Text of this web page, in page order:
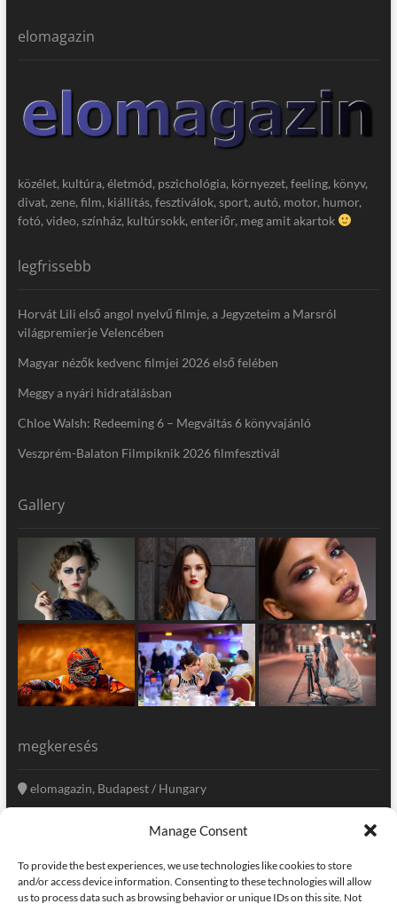
Manage Consent
To provide the best experiences, we use technologies like cookies to store
and/or access device information. Consenting to these technologies will allow
us to process data such as browsing behavior or unique IDs on this site. Not
elomagazin
közélet, kultúra, életmód, pszichológia, környezet, feeling, könyv,
divat, zene, film, kiállítás, fesztiválok, sport, autó, motor, humor,
fotó, video, színház, kultúrsokk, enteriőr, meg amit akartok
legfrissebb
Horvát Lili első angol nyelvű filmje, a Jegyzeteim a Marsról
világpremierje Velencében
Magyar nézők kedvenc filmjei 2026 első felében
Meggy a nyári hidratálásban
Chloe Walsh: Redeeming 6 – Megváltás 6 könyvajánló
Veszprém-Balaton Filmpiknik 2026 filmfesztivál
Gallery
megkeresés
elomagazin, Budapest / Hungary
szerkesztoseg@elomagazin.com
elomagazin